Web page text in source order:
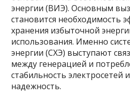
энергии (ВИЭ). Основным
становится необходимость
хранения избыточной
использования. Именно
энергии (СХЭ) выступают
между генерацией и
стабильность электросетей
надежность.